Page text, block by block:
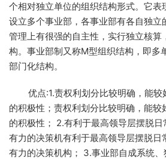
个相对独立单位的组织结构形式。它表
设立多个事业部，各事业部有各自独立
管理上有很强的自主性，实行独立核算
构。事业部制又称M型组织结构，即多
部门化结构。
优点:1.责权利划分比较明确，能
的积极性；责权利划分比较明确，能较
的积极性； 2.有利于最高领导层摆脱
有力的决策机有利于最高领导层摆脱日
有力的决策机构； 3.事业部自成系统